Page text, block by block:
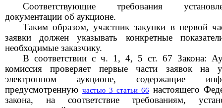
Соответствующие требования
документации об аукционе.
Таким образом, участник закупки в первой
заявки должен указывать конкретные
необходимые заказчику.
В соответствии с ч. 1, 4, 5 ст. 67 Закона:
комиссия проверяет первые части заявок на
электронном аукционе, содержащие
предусмотренную частью 3 статьи 66 настоящего
закона, на соответствие требованиям,